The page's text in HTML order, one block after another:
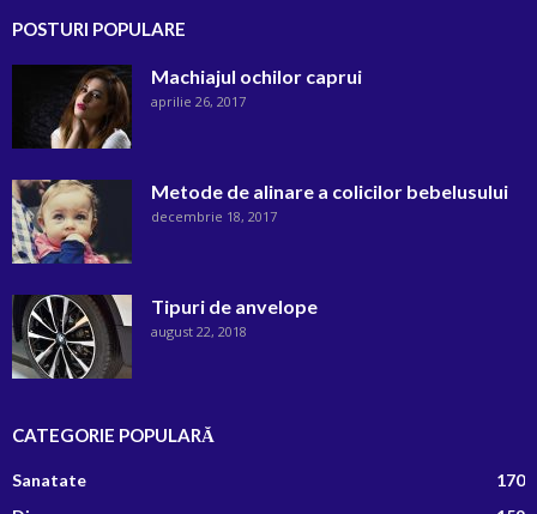
POSTURI POPULARE
Machiajul ochilor caprui
aprilie 26, 2017
Metode de alinare a colicilor bebelusului
decembrie 18, 2017
Tipuri de anvelope
august 22, 2018
CATEGORIE POPULARĂ
Sanatate
170